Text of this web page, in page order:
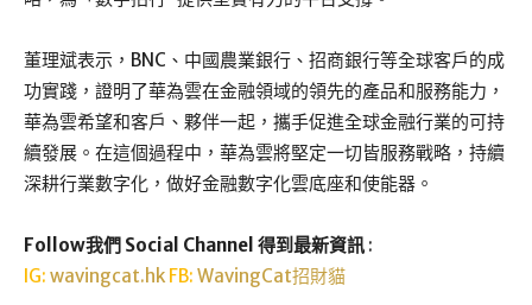
董理斌表示，BNC、中國農業銀行、招商銀行等全球客戶的成
功實踐，證明了華為雲在金融領域的領先的產品和服務能力，
華為雲希望和客戶、夥伴一起，攜手促進全球金融行業的可持
續發展。在這個過程中，華為雲將堅定一切皆服務戰略，持續
深耕行業數字化，做好金融數字化雲底座和使能器。
Follow我們 Social Channel 得到最新資訊 :
IG: wavingcat.hk FB: WavingCat招財貓